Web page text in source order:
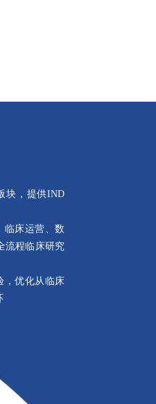
块，提供IND
临床运营、数
流程临床研究
，优化从临床